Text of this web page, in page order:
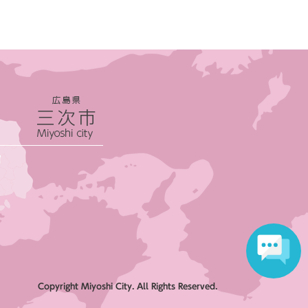
Copyright Miyoshi City. All Rights Reserved.